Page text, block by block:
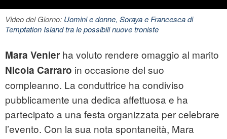
Video del Giorno: Uomini e donne, Soraya e Francesca di
Temptation Island tra le possibili nuove troniste
Mara Venier ha voluto rendere omaggio al marito
Nicola Carraro in occasione del suo
compleanno. La conduttrice ha condiviso
pubblicamente una dedica affettuosa e ha
partecipato a una festa organizzata per celebrare
l’evento. Con la sua nota spontaneità, Mara